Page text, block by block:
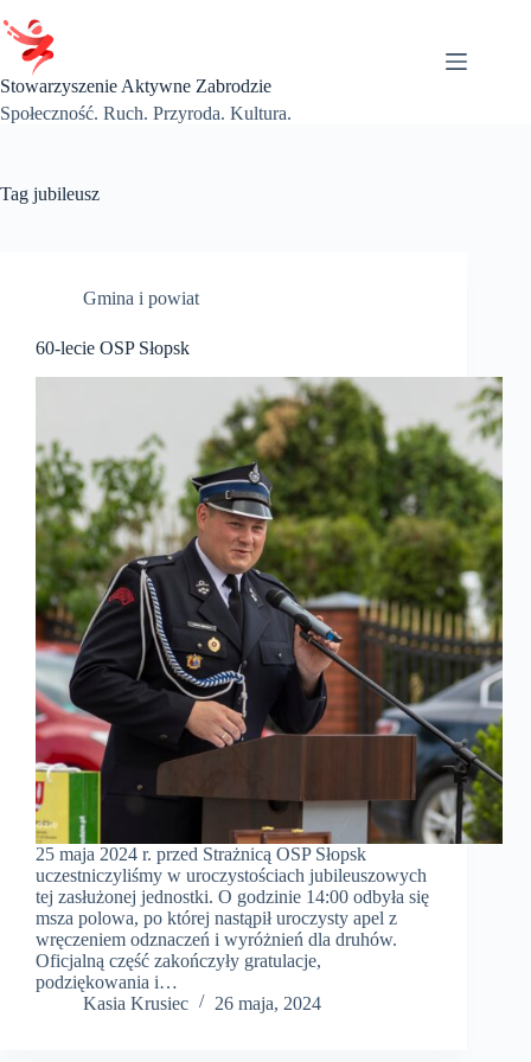
do
treści
Stowarzyszenie Aktywne Zabrodzie
Społeczność. Ruch. Przyroda. Kultura.
Tag jubileusz
Gmina i powiat
60-lecie OSP Słopsk
25 maja 2024 r. przed Strażnicą OSP Słopsk
uczestniczyliśmy w uroczystościach jubileuszowych
tej zasłużonej jednostki. O godzinie 14:00 odbyła się
msza polowa, po której nastąpił uroczysty apel z
wręczeniem odznaczeń i wyróżnień dla druhów.
Oficjalną część zakończyły gratulacje,
podziękowania i…
Kasia Krusiec
26 maja, 2024